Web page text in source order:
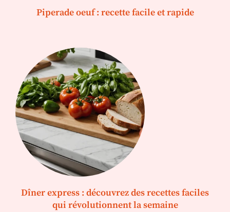
Piperade oeuf : recette facile et rapide
Dîner express : découvrez des recettes faciles
qui révolutionnent la semaine